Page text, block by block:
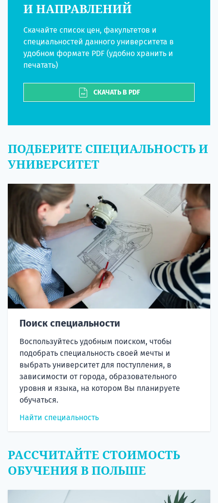
И НАПРАВЛЕНИЙ
Скачайте список цен, факультетов и
специальностей данного университета в
удобном формате PDF (удобно хранить и
печатать)
СКАЧАТЬ В PDF
ПОДБЕРИТЕ СПЕЦИАЛЬНОСТЬ И
УНИВЕРСИТЕТ
Поиск специальности
Воспользуйтесь удобным поиском, чтобы
подобрать специальность своей мечты и
выбрать университет для поступления, в
зависимости от города, образовательного
уровня и языка, на котором Вы планируете
обучаться.
Найти специальность
РАССЧИТАЙТЕ СТОИМОСТЬ
ОБУЧЕНИЯ В ПОЛЬШЕ